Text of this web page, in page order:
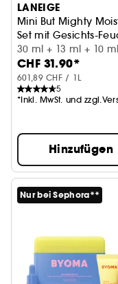
LANEIGE
Mini But Mighty
Set mit Gesichts-
30 ml + 13 ml + 10 ml
CHF 31.90*
601,89 CHF / 1L
5
*Inkl. MwSt. und
Hinzufügen
Nur bei Sephora**